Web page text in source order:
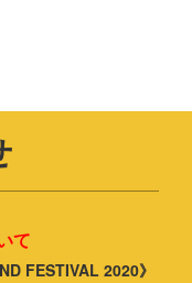
て
FESTIVAL 2020》